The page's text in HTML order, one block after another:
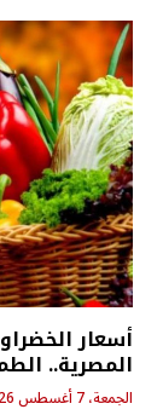
أسعار
المصرية..
الجمعة، 7 أغسطس 2026 - 8:54 ص